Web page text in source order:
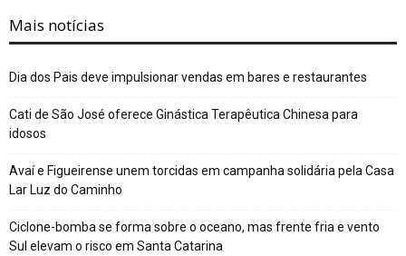
Mais notícias
Dia dos Pais deve impulsionar vendas em bares e restaurantes
Cati de São José oferece Ginástica Terapêutica Chinesa para
idosos
Avaí e Figueirense unem torcidas em campanha solidária pela Casa
Lar Luz do Caminho
Ciclone-bomba se forma sobre o oceano, mas frente fria e vento
Sul elevam o risco em Santa Catarina